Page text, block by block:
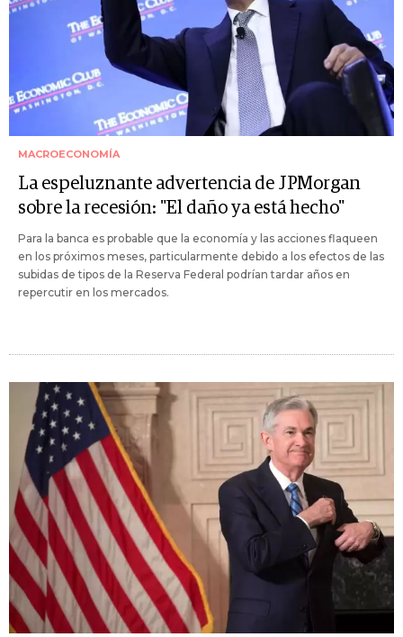
MACROECONOMÍA
La espeluznante advertencia de JPMorgan
sobre la recesión: "El daño ya está hecho"
Para la banca es probable que la economía y las acciones flaqueen
en los próximos meses, particularmente debido a los efectos de las
subidas de tipos de la Reserva Federal podrían tardar años en
repercutir en los mercados.